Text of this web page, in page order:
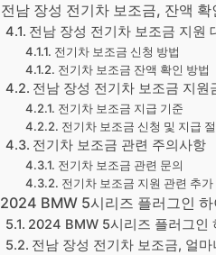
전남 장성 전기차 보조금, 잔액
전남 장성 전기차 보조금 지원
전기차 보조금 신청 방법
전기차 보조금 잔액 확인 방법
전남 장성 전기차 보조금 지원
전기차 보조금 지급 기준
전기차 보조금 신청 및 지급
전기차 보조금 관련 주의사항
전기차 보조금 관련 문의
전기차 보조금 지원 관련 추가
2024 BMW 5시리즈 플러그인
2024 BMW 5시리즈 플러그인
전남 장성 전기차 보조금, 얼